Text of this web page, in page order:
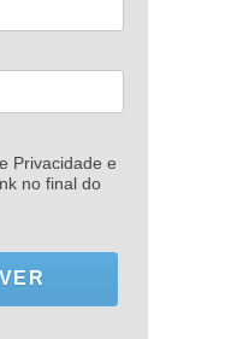
Privacidade e
no final do